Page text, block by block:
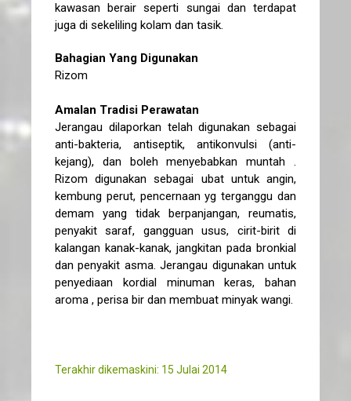
kawasan berair seperti sungai dan terdapat
juga di sekeliling kolam dan tasik.
Bahagian Yang Digunakan
Rizom
Amalan Tradisi Perawatan
Jerangau dilaporkan telah digunakan sebagai
anti-bakteria, antiseptik, antikonvulsi (anti-
kejang), dan boleh menyebabkan muntah .
Rizom digunakan sebagai ubat untuk angin,
kembung perut, pencernaan yg terganggu dan
demam yang tidak berpanjangan, reumatis,
penyakit saraf, gangguan usus, cirit-birit di
kalangan kanak-kanak, jangkitan pada bronkial
dan penyakit asma. Jerangau digunakan untuk
penyediaan kordial minuman keras, bahan
aroma , perisa bir dan membuat minyak wangi.
Terakhir dikemaskini: 15 Julai 2014